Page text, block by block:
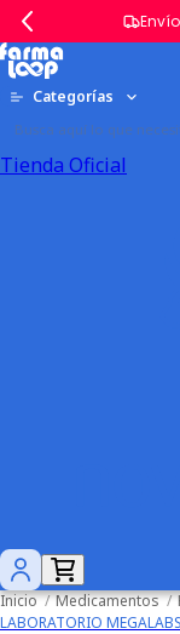
Envío
Categorías
Tienda Oficial
Inicio / Medicamentos /
LABORATORIO